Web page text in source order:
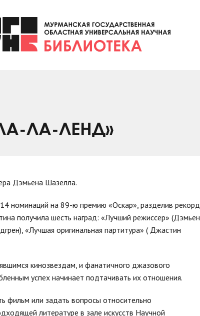
ЛА-ЛЕНД»
Дэмьена Шазелла.
номинаций на 89-ю премию «Оскар», разделив рекорд
получила шесть наград: «Лучший режиссер» (Дэмьен
«Лучшая оригинальная партитура» ( Джастин
кинозвездам, и фанатичного джазового
успех начинает подтачивать их отношения.
фильм или задать вопросы относительно
литературе в зале искусств Научной